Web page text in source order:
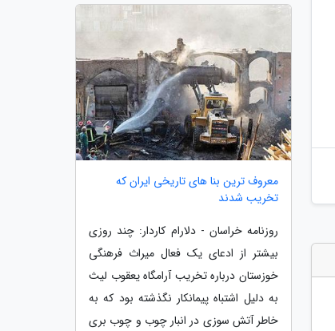
معروف ترین بنا های تاریخی ایران که
تخریب شدند
روزنامه خراسان - دلارام کاردار: چند روزی
بیشتر از ادعای یک فعال میراث فرهنگی
خوزستان درباره تخریب آرامگاه یعقوب لیث
به دلیل اشتباه پیمانکار نگذشته بود که به
خاطر آتش سوزی در انبار چوب و چوب بری